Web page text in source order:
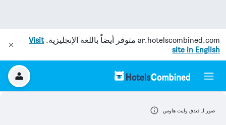
ar.hotelscombined.com متوفر أيضاً باللغة الإنجليزية.Visit
site in English
صور لـ فندق وايت هاوس